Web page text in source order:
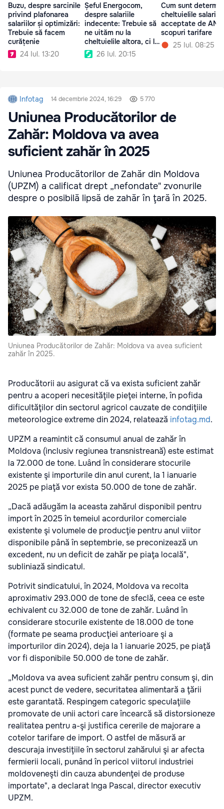
Buzu, despre sarcinile
privind plafonarea
salariilor și optimizări:
Trebuie să facem
curățenie
24 Iul. 13:20
Șeful Energocom,
despre salariile
indecente: Trebuie să
ne uităm nu la
cheltuielile altora, ci la
ale noastre
26 Iul. 20:15
Cum sunt
cheltuielile
acceptate de
scopuri tarifare
25 Iul. 08:25
Infotag 14 decembrie 2024, 16:29 5 770
Uniunea Producătorilor de
Zahăr: Moldova va avea
suficient zahăr în 2025
Uniunea Producătorilor de Zahăr din Moldova
(UPZM) a calificat drept „nefondate" zvonurile
despre o posibilă lipsă de zahăr în ţară în 2025.
Uniunea Producătorilor de Zahăr: Moldova va avea suficient
zahăr în 2025.
Producătorii au asigurat că va exista suficient zahăr
pentru a acoperi necesităţile pieţei interne, în pofida
dificultăţilor din sectorul agricol cauzate de condiţiile
meteorologice extreme din 2024, relatează infotag.md.
UPZM a reamintit că consumul anual de zahăr în
Moldova (inclusiv regiunea transnistreană) este estimat
la 72.000 de tone. Luând în considerare stocurile
existente şi importurile din anul curent, la 1 ianuarie
2025 pe piaţă vor exista 50.000 de tone de zahăr.
„Dacă adăugăm la aceasta zahărul disponibil pentru
import în 2025 în temeiul acordurilor comerciale
existente şi volumele de producţie pentru anul viitor
disponibile până în septembrie, se preconizează un
excedent, nu un deficit de zahăr pe piaţa locală",
subliniază sindicatul.
Potrivit sindicatului, în 2024, Moldova va recolta
aproximativ 293.000 de tone de sfeclă, ceea ce este
echivalent cu 32.000 de tone de zahăr. Luând în
considerare stocurile existente de 18.000 de tone
(formate pe seama producţiei anterioare şi a
importurilor din 2024), deja la 1 ianuarie 2025, pe piaţă
vor fi disponibile 50.000 de tone de zahăr.
„Moldova va avea suficient zahăr pentru consum şi, din
acest punct de vedere, securitatea alimentară a ţării
este garantată. Respingem categoric speculaţiile
promovate de unii actori care încearcă să distorsioneze
realitatea pentru a-şi justifica cererile de majorare a
cotelor tarifare de import. O astfel de măsură ar
descuraja investiţiile în sectorul zahărului şi ar afecta
fermierii locali, punând în pericol viitorul industriei
moldoveneşti din cauza abundenţei de produse
importate", a declarat Inga Pascal, director executiv
UPZM.